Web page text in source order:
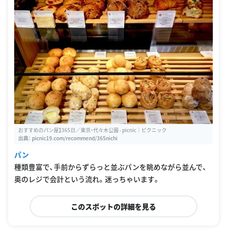
おすすめのパン屋】365日／東京・代々木公園 - picnic｜ピクニック
出典： picnic19.com/recommend/365nichi
パン
種類豊富で、手前からずらっと並ぶパンを眺めながら並んで、
奥のレジで会計という流れ。迷っちゃいます。
このスポットの詳細を見る